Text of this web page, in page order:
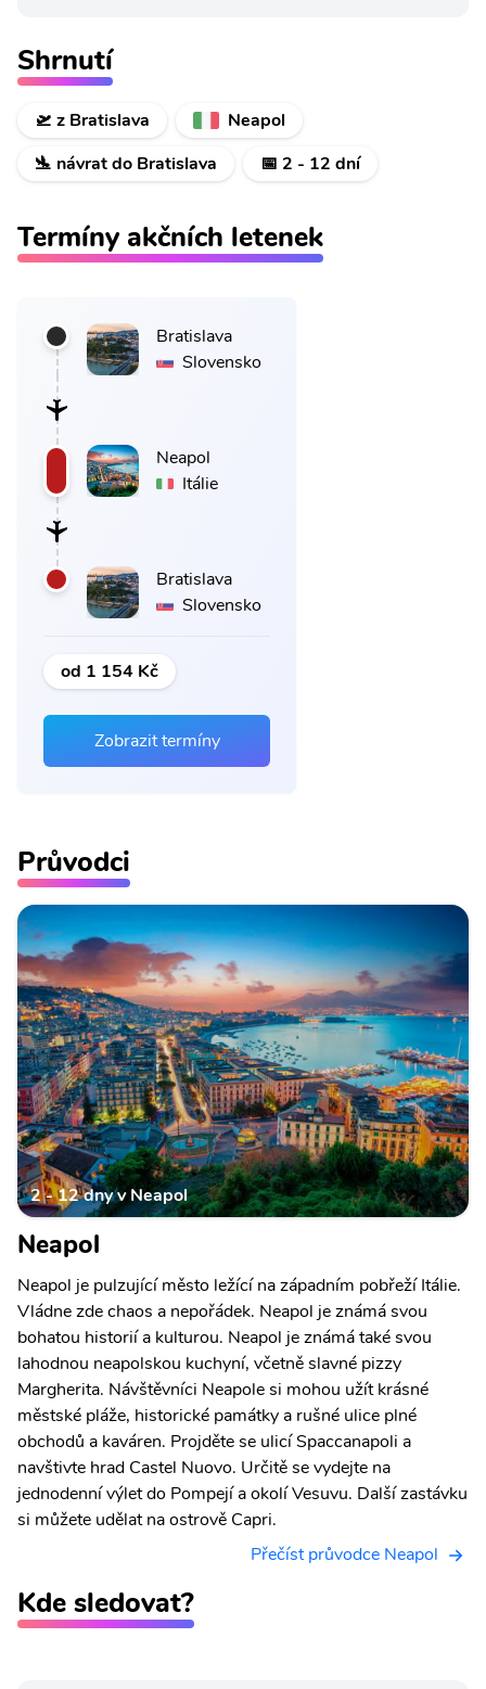
Shrnutí
🛫 z Bratislava
Neapol
🛬 návrat do Bratislava
📅 2 - 12 dní
Termíny akčních letenek
Bratislava
Slovensko
Neapol
Itálie
Bratislava
Slovensko
od 1 154 Kč
Zobrazit termíny
Průvodci
2 - 12 dny v Neapol
Neapol
Neapol je pulzující město ležící na západním pobřeží Itálie.
Vládne zde chaos a nepořádek. Neapol je známá svou
bohatou historií a kulturou. Neapol je známá také svou
lahodnou neapolskou kuchyní, včetně slavné pizzy
Margherita. Návštěvníci Neapole si mohou užít krásné
městské pláže, historické památky a rušné ulice plné
obchodů a kaváren. Projděte se ulicí Spaccanapoli a
navštivte hrad Castel Nuovo. Určitě se vydejte na
jednodenní výlet do Pompejí a okolí Vesuvu. Další zastávku
si můžete udělat na ostrově Capri.
Přečíst průvodce Neapol
Kde sledovat?